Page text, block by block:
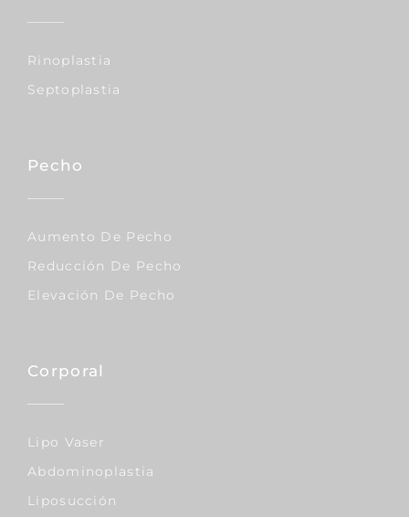
Rinoplastia
Septoplastia
Pecho
Aumento De Pecho
Reducción De Pecho
Elevación De Pecho
Corporal
Lipo Vaser
Abdominoplastia
Liposucción